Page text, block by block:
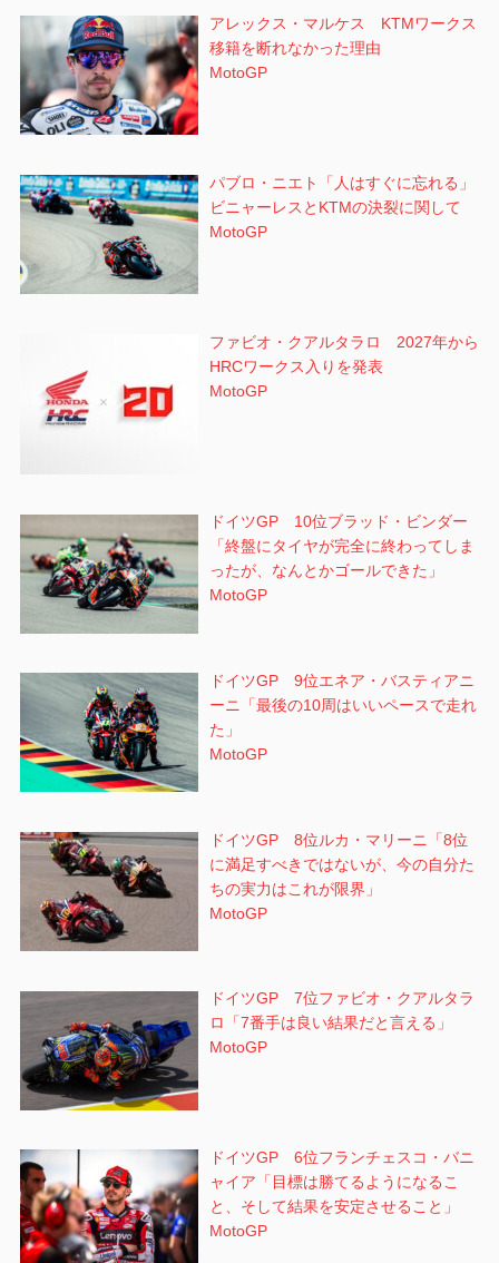
アレックス・マルケス KTMワークス
移籍を断れなかった理由
MotoGP
パブロ・ニエト「人はすぐに忘れる」
ビニャーレスとKTMの決裂に関して
MotoGP
ファビオ・クアルタラロ 2027年から
HRCワークス入りを発表
MotoGP
ドイツGP 10位ブラッド・ビンダー
「終盤にタイヤが完全に終わってしま
ったが、なんとかゴールできた」
MotoGP
ドイツGP 9位エネア・バスティアニ
ーニ「最後の10周はいいペースで走れ
た」
MotoGP
ドイツGP 8位ルカ・マリーニ「8位
に満足すべきではないが、今の自分た
ちの実力はこれが限界」
MotoGP
ドイツGP 7位ファビオ・クアルタラ
ロ「7番手は良い結果だと言える」
MotoGP
ドイツGP 6位フランチェスコ・バニ
ャイア「目標は勝てるようになるこ
と、そして結果を安定させること」
MotoGP